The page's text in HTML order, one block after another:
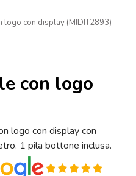
logo con display (MIDIT2893)
(MIDIT2893)
con logo
logo con display con
1 pila bottone inclusa.